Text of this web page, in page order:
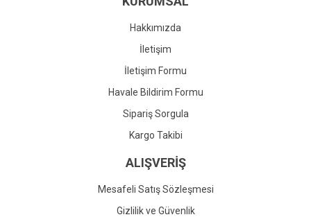
Gönder
Hakkımızda
İletişim
İletişim Formu
Havale Bildirim Formu
Sipariş Sorgula
Kargo Takibi
ALIŞVERİŞ
Mesafeli Satış Sözleşmesi
Gizlilik ve Güvenlik